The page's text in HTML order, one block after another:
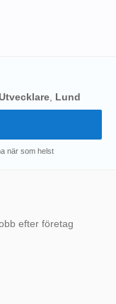
Lund
när som helst
efter företag